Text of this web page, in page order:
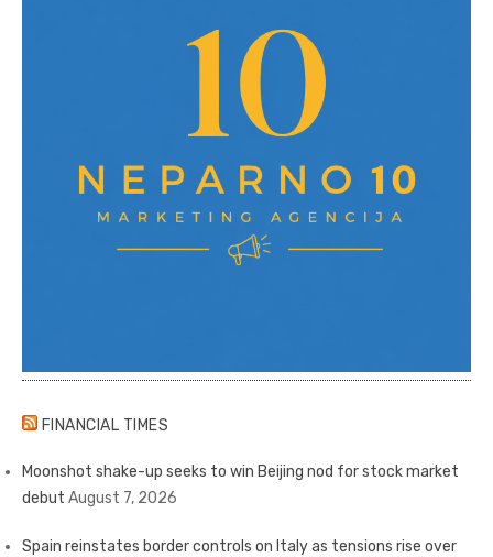
FINANCIAL TIMES
Moonshot shake-up seeks to win Beijing nod for stock market
debut August 7, 2026
Spain reinstates border controls on Italy as tensions rise over